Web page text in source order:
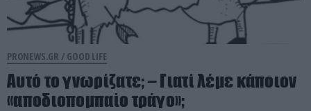
PRONEWS.GR / GOOD LIFE
Αυτό το γνωρίζατε; – Γιατί λέμε κάποιον
«αποδιοπομπαίο τράγο»;